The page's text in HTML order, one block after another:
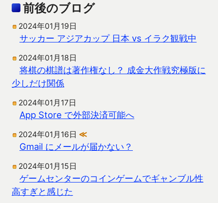
前後のブログ
2024年01月19日
サッカー アジアカップ 日本 vs イラク観戦中
2024年01月18日
将棋の棋譜は著作権なし？ 成金大作戦究極版に
少しだけ関係
2024年01月17日
App Store で外部決済可能へ
2024年01月16日 ≪
Gmail にメールが届かない？
2024年01月15日
ゲームセンターのコインゲームでギャンブル性
高すぎと感じた